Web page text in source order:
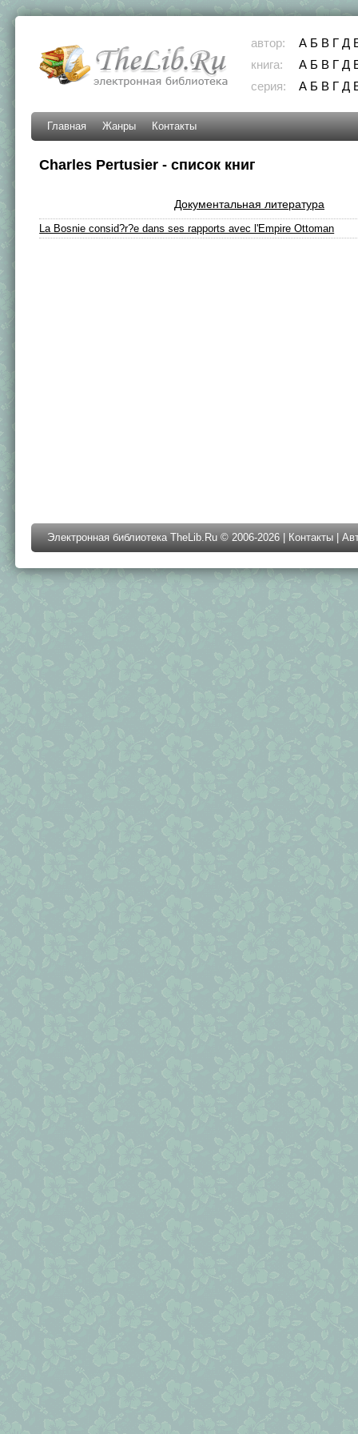
автор: А Б В Г Д
книга:
А Б В Г Д
серия:
А Б В Г Д
Главная Жанры Контакты
Charles Pertusier - список книг
Документальная литература
La Bosnie consid?r?e dans ses rapports avec l'Empire Ottoman
Электронная библиотека TheLib.Ru © 2006-2026 | Контакты |